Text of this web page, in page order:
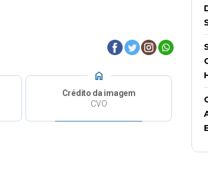
home
Crédito da imagem
CVO